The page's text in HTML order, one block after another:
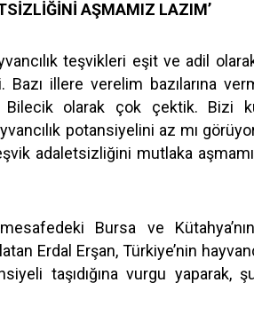
AŞMAMIZ LAZIM’
teşvikleri eşit ve adil
Bazı illere verelim bazılarına
Bilecik olarak çok çektik. Bizi
potansiyelini az mı
adaletsizliğini mutlaka
mesafedeki Bursa ve
Erdal Erşan, Türkiye’nin
taşıdığına vurgu yaparak,